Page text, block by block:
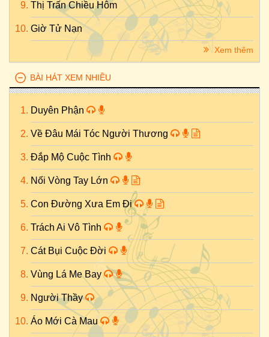
Thị Trấn Chiều Hôm
Giờ Tử Nạn
Xem thêm
BÀI HÁT XEM NHIỀU
Duyên Phận
Về Đâu Mái Tóc Người Thương
Đắp Mộ Cuộc Tình
Nối Vòng Tay Lớn
Con Đường Xưa Em Đi
Trách Ai Vô Tình
Cát Bụi Cuộc Đời
Vùng Lá Me Bay
Người Thầy
Áo Mới Cà Mau